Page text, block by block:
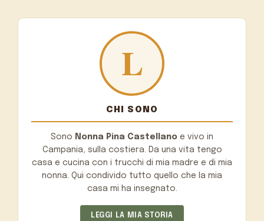
CHI SONO
Sono Nonna Pina Castellano e vivo in
Campania, sulla costiera. Da una vita tengo
casa e cucina con i trucchi di mia madre e di mia
nonna. Qui condivido tutto quello che la mia
casa mi ha insegnato.
LEGGI LA MIA STORIA